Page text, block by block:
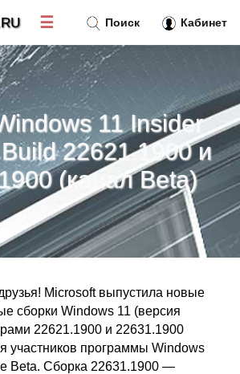
11 Insider
22621.1900 и
(канал Beta)
Microsoft выпустила новые
сборки Windows 11 (версия
22621.1900 и 22631.1900
участников программы Windows
Beta. Сборка 22631.1900 —
Поиск Кабинет
☰
»